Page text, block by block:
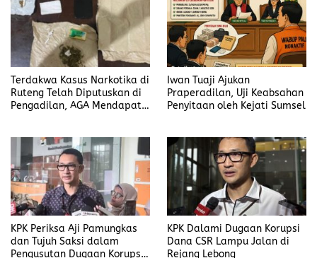
Terdakwa Kasus Narkotika di
Ruteng Telah Diputuskan di
Pengadilan, AGA Mendapat
Iwan Tuaji Ajukan
Praperadilan, Uji Keabsahan
Penyitaan oleh Kejati Sumsel
KPK Periksa Aji Pamungkas
dan Tujuh Saksi dalam
Pengusutan Dugaan Korupsi
KPK Dalami Dugaan Korupsi
Dana CSR Lampu Jalan di
Rejang Lebong